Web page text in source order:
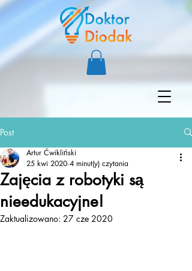
Post
Zajęcia z robotyki są
nieedukacyjne!
Artur Ćwikliński
25 kwi 2020 4 minut(y) czytania
Zaktualizowano: 27 cze 2020